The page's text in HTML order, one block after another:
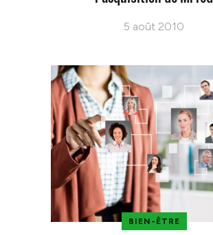
5 août 2010
BIEN-ÊTRE